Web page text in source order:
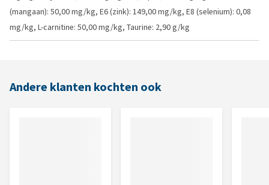
(mangaan): 50,00 mg/kg, E6 (zink): 149,00 mg/kg, E8 (selenium): 0,08
mg/kg, L-carnitine: 50,00 mg/kg, Taurine: 2,90 g/kg
Andere klanten kochten ook